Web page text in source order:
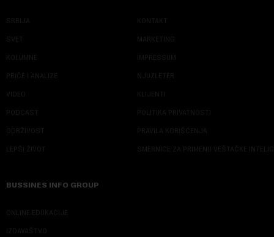
SRBIJA
SVET
KOLUMNE
PRIČE I ANALIZE
VIDEO
PODCAST
ODRŽIVOST
LEPŠI ŽIVOT
KONTAKT
MARKETING
IMPRESSUM
NJUZLETER
KLIJENTI
POLITIKA PRIVATNOSTI
PRAVILA KORIŠĆENJA
SMERNICE ZA PRIMENU VEŠTAČKE
BUSSINES INFO GROUP
ONLINE EDUKACIJE
IZDAVAŠTVO